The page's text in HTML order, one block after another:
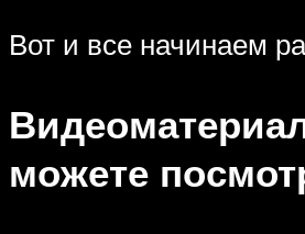
Вот и все начинаем
можете